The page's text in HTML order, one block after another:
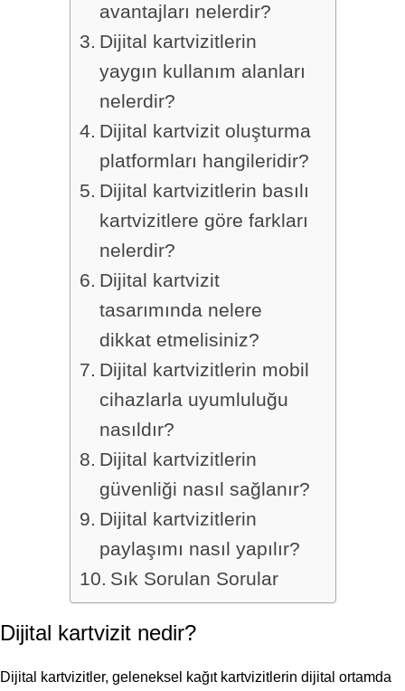
avantajları nelerdir?
Dijital kartvizitlerin
yaygın kullanım alanları
nelerdir?
Dijital kartvizit oluşturma
platformları hangileridir?
Dijital kartvizitlerin basılı
kartvizitlere göre farkları
nelerdir?
Dijital kartvizit
tasarımında nelere
dikkat etmelisiniz?
Dijital kartvizitlerin mobil
cihazlarla uyumluluğu
nasıldır?
Dijital kartvizitlerin
güvenliği nasıl sağlanır?
Dijital kartvizitlerin
paylaşımı nasıl yapılır?
Sık Sorulan Sorular
Dijital kartvizit nedir?
Dijital kartvizitler, geleneksel kağıt kartvizitlerin dijital ortamda